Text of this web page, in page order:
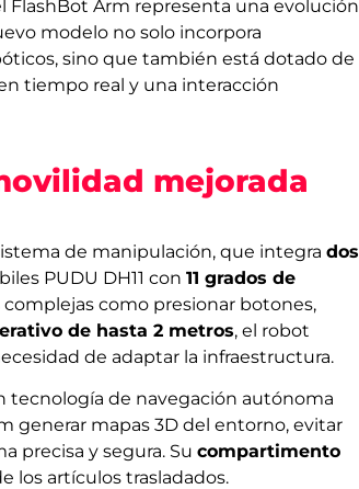
FlashBot Arm representa una evolución
modelo no solo incorpora
sino que también está dotado de
tiempo real y una interacción
mejorada
de manipulación, que integra dos
PUDU DH11 con 11 grados de
como presionar botones,
de hasta 2 metros, el robot
de adaptar la infraestructura.
tecnología de navegación autónoma
generar mapas 3D del entorno, evitar
precisa y segura. Su compartimento
los artículos trasladados.